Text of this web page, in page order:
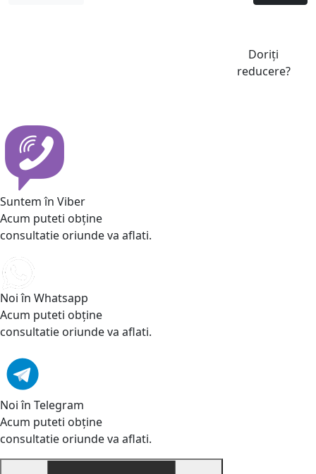
Doriți
reducere?
Suntem în Viber
Acum puteti obține
consultatie oriunde va aflati.
Noi în Whatsapp
Acum puteti obține
consultatie oriunde va aflati.
Noi în Telegram
Acum puteti obține
consultatie oriunde va aflati.